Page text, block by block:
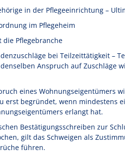
in der Pflegeeinrichtung –
im Pflegeheim
die Pflegebranche
bei Teilzeittätigkeit –
Anspruch auf Zuschläge
eines Wohnungseigentümers
erst begründet, wenn mindestens
erlangt hat.
Bestätigungsschreiben zur
gilt das Schweigen als
führen.